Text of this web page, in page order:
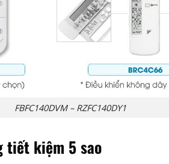
FBFC140DVM – RZFC140DY1
tiết kiệm 5 sao